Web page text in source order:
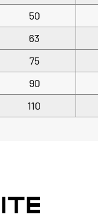
50
63
75
90
110